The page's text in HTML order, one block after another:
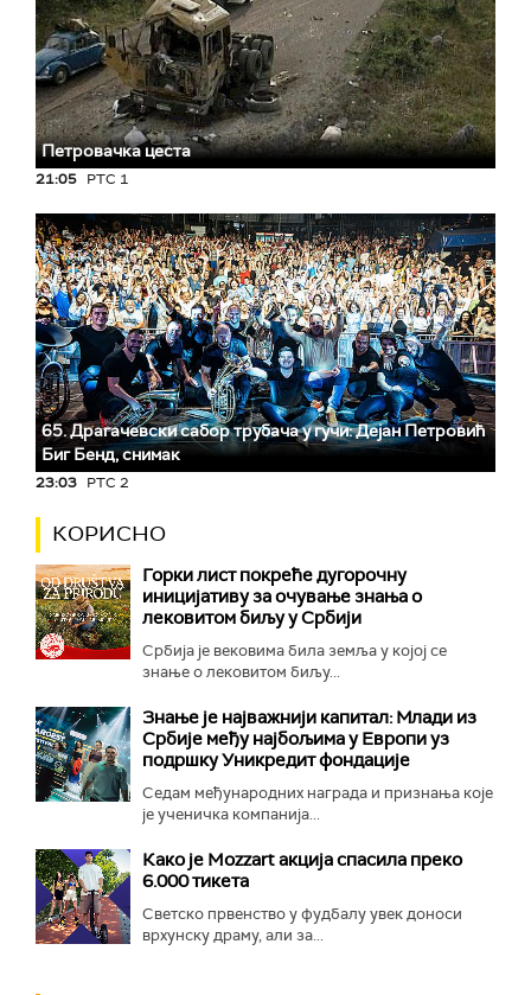
Петровачка цеста
21:05 РТС 1
65. Драгачевски сабор трубача у гучи: Дејан Петровић
Биг Бeнд, снимак
23:03 РТС 2
КОРИСНО
Горки лист покреће дугорочну
иницијативу за очување знања о
лековитом биљу у Србији
Србија је вековима била земља у којој се
знање о лековитом биљу...
Знање је најважнији капитал: Млади из
Србије међу најбољима у Европи уз
подршку Уникредит фондације
Седам међународних награда и признања које
је ученичка компанија...
Како је Mozzart акција спасила преко
6.000 тикета
Светско првенство у фудбалу увек доноси
врхунску драму, али за...